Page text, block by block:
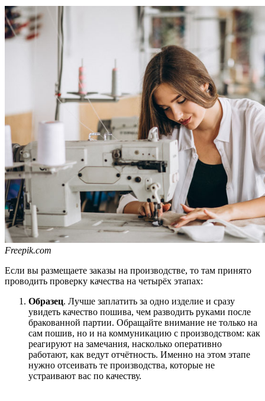
Freepik.com
Если вы размещаете заказы на производстве, то там принято
проводить проверку качества на четырёх этапах:
Образец. Лучше заплатить за одно изделие и сразу
увидеть качество пошива, чем разводить руками после
бракованной партии. Обращайте внимание не только на
сам пошив, но и на коммуникацию с производством: как
реагируют на замечания, насколько оперативно
работают, как ведут отчётность. Именно на этом этапе
нужно отсеивать те производства, которые не
устраивают вас по качеству.